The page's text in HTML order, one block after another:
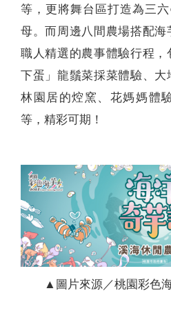
等，更將舞台區打造為三
母。而周邊八間農場搭配
職人精選的農事體驗行程
下蛋」龍鬚菜採菜體驗、大
林園居的焢窯、花媽媽體
等，精彩可期！
▲圖片來源／桃園彩色